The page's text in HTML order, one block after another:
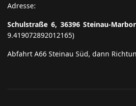
Adresse:
Schulstraße 6, 36396 Steinau-
9.419072892012165)
Abfahrt A66 Steinau Süd, dann